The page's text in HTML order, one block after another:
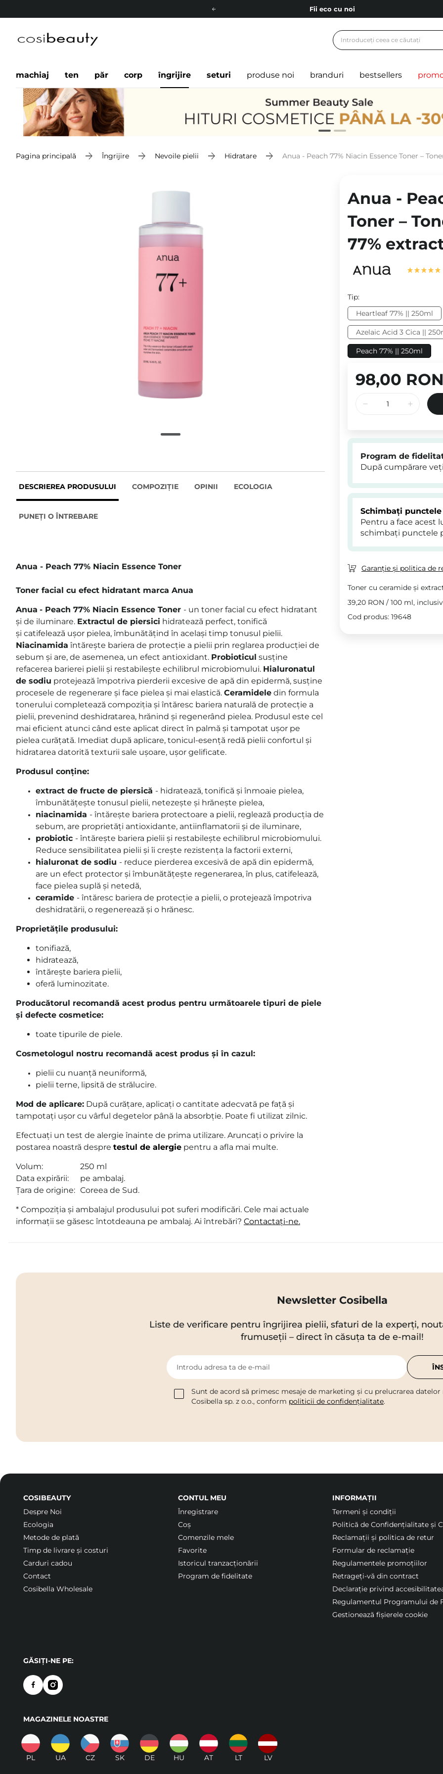
Fii eco cu noi
Livrare mai ieftină pentru comenzile de la 150 RON!
machiaj ten păr corp îngrijire seturi produse noi branduri bestsellers
Pagina principală Îngrijire Nevoile pielii Hidratare Anua - Peach 77% Niacin Essence Toner –
DESCRIEREA PRODUSULUI COMPOZIȚIE OPINII ECOLOGIA
PUNEȚI O ÎNTREBARE
Anua - Peach 77% Niacin Essence Toner
Toner facial cu efect hidratant marca Anua
Anua - Peach 77% Niacin Essence Toner - un toner facial cu efect hidratant
și de iluminare. Extractul de piersici hidratează perfect, tonifică
și catifelează ușor pielea, îmbunătățind în același timp tonusul pielii.
Niacinamida întărește bariera de protecție a pielii prin reglarea producției de
sebum și are, de asemenea, un efect antioxidant. Probioticul susține
refacerea barierei pielii și restabilește echilibrul microbiomului. Hialuronatul
de sodiu protejează împotriva pierderii excesive de apă din epidermă, susține
procesele de regenerare și face pielea și mai elastică. Ceramidele din formula
tonerului completează compoziția și întăresc bariera naturală de protecție a
pielii, prevenind deshidratarea, hrănind și regenerând pielea. Produsul este cel
mai eficient atunci când este aplicat direct în palmă și tampotat ușor pe
pielea curățată. Imediat după aplicare, tonicul-esență redă pielii confortul și
hidratarea datorită texturii sale ușoare, ușor gelificate.
Produsul conține:
extract de fructe de piersică - hidratează, tonifică și înmoaie pielea,
îmbunătățește tonusul pielii, netezește și hrănește pielea,
niacinamida - întărește bariera protectoare a pielii, reglează producția de
sebum, are proprietăți antioxidante, antiinflamatorii și de iluminare,
probiotic - întărește bariera pielii și restabilește echilibrul microbiomului.
Reduce sensibilitatea pielii și îi crește rezistența la factorii externi,
hialuronat de sodiu - reduce pierderea excesivă de apă din epidermă,
are un efect protector și îmbunătățește regenerarea, în plus, catifelează,
face pielea suplă și netedă,
ceramide - întăresc bariera de protecție a pielii, o protejează împotriva
deshidratării, o regenerează și o hrănesc.
Proprietățile produsului:
tonifiază,
hidratează,
întărește bariera pielii,
oferă luminozitate.
Producătorul recomandă acest produs pentru următoarele tipuri de piele
și defecte cosmetice:
toate tipurile de piele.
Cosmetologul nostru recomandă acest produs și în cazul:
pielii cu nuanță neuniformă,
pielii terne, lipsită de strălucire.
Mod de aplicare: După curățare, aplicați o cantitate adecvată pe față și
tampotați ușor cu vârful degetelor până la absorbție. Poate fi utilizat zilnic.
Efectuați un test de alergie înainte de prima utilizare. Aruncați o privire la
postarea noastră despre testul de alergie pentru a afla mai multe.
Volum:
250 ml
Data expirării:
pe ambalaj.
Țara de origine: Coreea de Sud.
* Compoziția și ambalajul produsului pot suferi modificări. Cele mai actuale
informații se găsesc întotdeauna pe ambalaj. Ai întrebări? Contactați-ne.
Anua -
Toner –
77%
Tip:
Heartleaf 77% || 250ml
Azelaic Acid 3 Cica ||
Peach 77% || 250ml
98,00 RON
Program de
După cumpărare
Schimbați
Pentru a face acest
schimbați punctele
Garanție și politica de
Toner cu ceramide și
39,20 RON / 100 ml,
Cod produs: 19648
Newsletter Cosibella
Liste de verificare pentru îngrijirea pielii, sfaturi de la experți,
frumuseții – direct în căsuța ta de e-mail!
Introdu adresa ta de e-mail
Sunt de acord să primesc mesaje de marketing și cu prelucrarea
Cosibella sp. z o.o., conform politicii de confidențialitate.
COSIBEAUTY
Despre Noi
Ecologia
Metode de plată
Timp de livrare și costuri
Carduri cadou
Contact
Cosibella Wholesale
CONTUL MEU
Înregistrare
Coș
Comenzile mele
Favorite
Istoricul tranzacționării
Program de fidelitate
INFORMAȚII
Termeni şi condiții
Politică de Confidențialitate și
Reclamații și politica de retur
Formular de reclamație
Regulamentele promoțiilor
Retrageți-vă din contract
Declarație privind
Regulamentul Programului de
Gestionează fișierele cookie
GĂSIȚI-NE PE:
MAGAZINELE NOASTRE
PL UA CZ SK DE HU AT LT LV